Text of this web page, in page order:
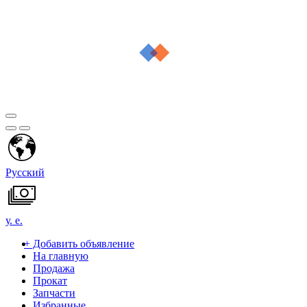
Русский
у. е.
+ Добавить объявление
На главную
Продажа
Прокат
Запчасти